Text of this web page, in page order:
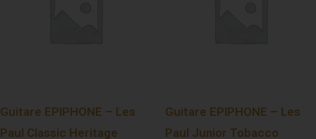
Guitare EPIPHONE – Les
Paul Classic Heritage
Guitare EPIPHONE – Les
Paul Junior Tobacco